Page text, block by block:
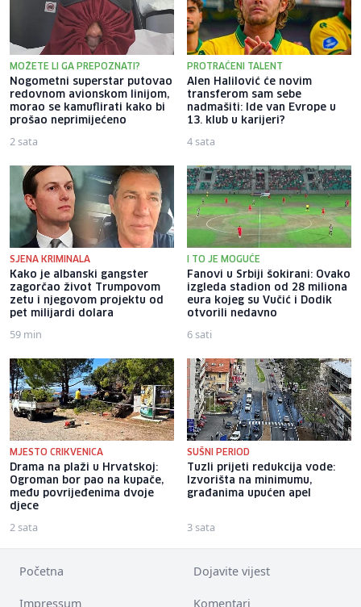
MOŽETE LI GA PREPOZNATI?
Nogometni superstar putovao
redovnom avionskom linijom,
morao se kamuflirati kako bi
prošao neprimijećeno
2 sata
PROTRAĆENI TALENT
Alen Halilović će novim
transferom sam sebe
nadmašiti: Ide van Evrope u
13. klub u karijeri?
4 sata
SJENA KRIMINALA
Kako je albanski gangster
zagorčao život Trumpovom
zetu i njegovom projektu od
pet milijardi dolara
59 min
I TO JE MOGUĆE
Fanovi u Srbiji šokirani: Ovako
izgleda stadion od 28 miliona
eura kojeg su Vučić i Dodik
otvorili nedavno
6 sati
MJESTO CRIKVENICA
Drama na plaži u Hrvatskoj:
Ogroman bor pao na kupače,
među povrijeđenima dvoje
djece
2 sata
SUŠNI PERIOD
Tuzli prijeti redukcija vode:
Izvorišta na minimumu,
građanima upućen apel
3 sata
Početna Dojavite vijest
Impressum Komentari